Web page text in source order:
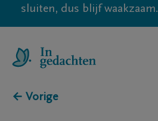
sluiten, dus blijf waakzaam.
← Vorige